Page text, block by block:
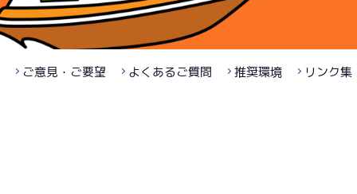
ご意見・ご要望 よくあるご質問 推奨環境 リンク集